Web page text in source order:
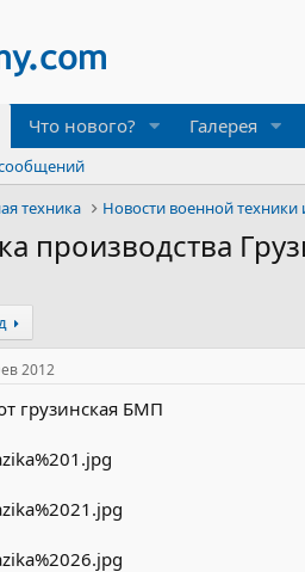
Что нового? Галерея
техника Новости военной
производства
2012
грузинская БМП